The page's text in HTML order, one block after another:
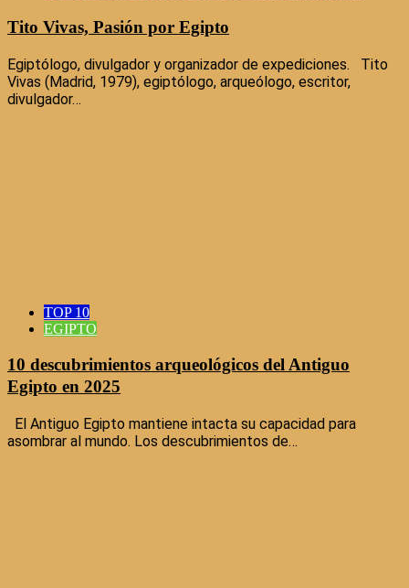
Tito Vivas, Pasión por Egipto
Egiptólogo, divulgador y organizador de expediciones. Tito
Vivas (Madrid, 1979), egiptólogo, arqueólogo, escritor,
divulgador…
TOP 10
EGIPTO
10 descubrimientos arqueológicos del Antiguo
Egipto en 2025
El Antiguo Egipto mantiene intacta su capacidad para
asombrar al mundo. Los descubrimientos de…